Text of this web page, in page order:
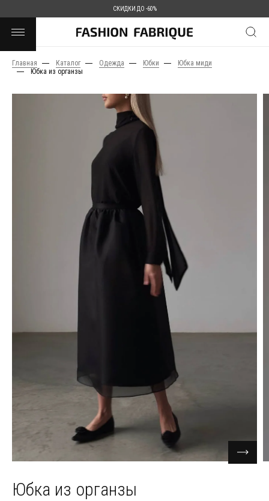
СКИДКИ ДО -60%
Главная Каталог Одежда Юбки
Юбка миди
Юбка из органзы
Юбка из органзы